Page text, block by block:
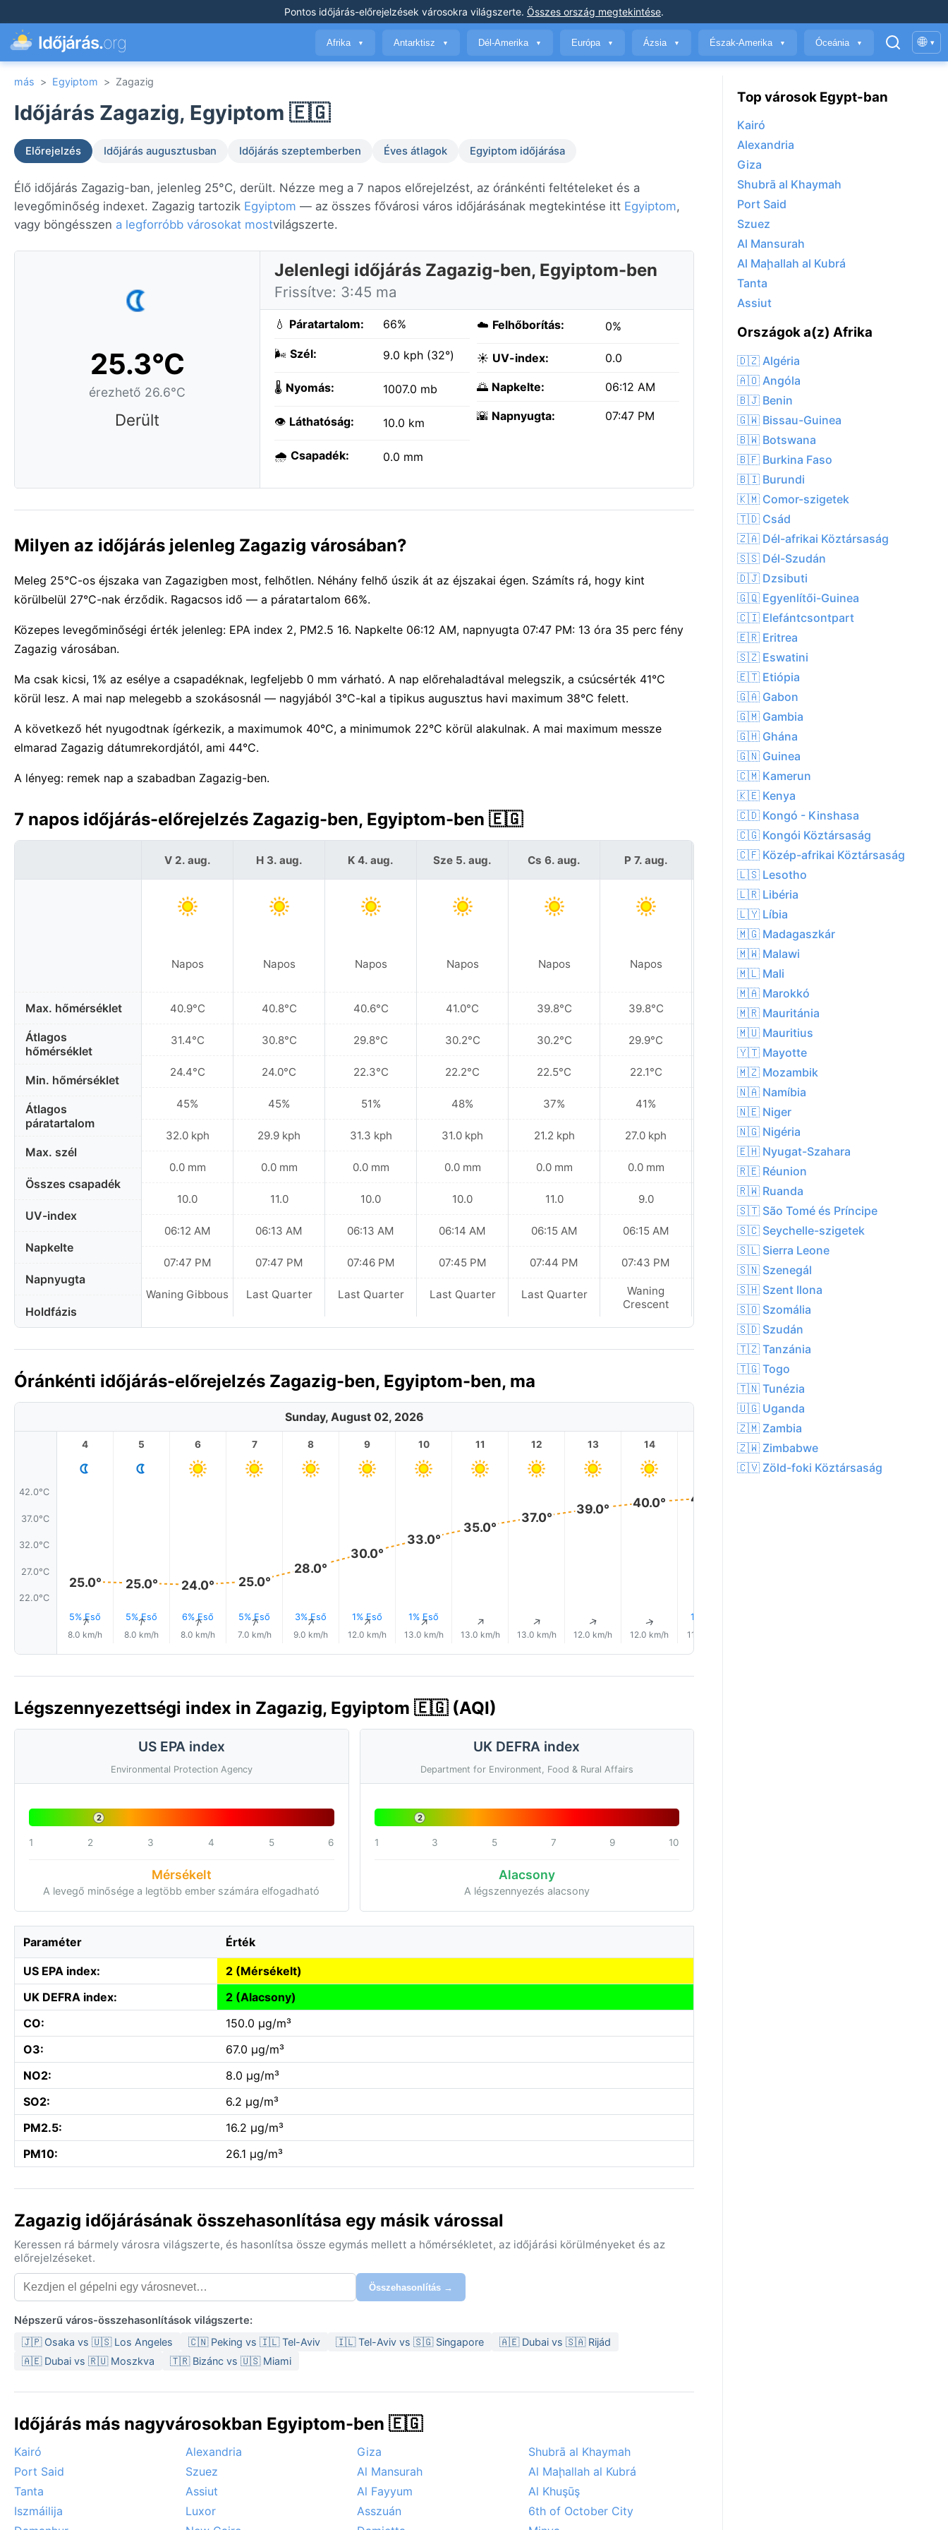
Pontos időjárás-előrejelzések városokra világszerte. Összes ország megtekintése.
Időjárás.org Afrika ▼ Antarktisz ▼ Dél-Amerika ▼ Európa ▼ Ázsia ▼ Észak-Amerika ▼ Óceánia ▼ 🌐 ▾
más > Egyiptom > Zagazig
Időjárás Zagazig, Egyiptom 🇪🇬
Előrejelzés Időjárás augusztusban Időjárás szeptemberben Éves átlagok Egyiptom időjárása
Élő időjárás Zagazig-ban, jelenleg 25°C, derült. Nézze meg a 7 napos előrejelzést, az óránkénti feltételeket és a
levegőminőség indexet. Zagazig tartozik Egyiptom — az összes fővárosi város időjárásának megtekintése itt Egyiptom,
vagy böngésszen a legforróbb városokat mostvilágszerte.
25.3°C
érezhető 26.6°C
Derült
Jelenlegi időjárás Zagazig-ben, Egyiptom-ben
Frissítve: 3:45 ma
💧 Páratartalom: 66%
🌬️ Szél: 9.0 kph (32°)
🌡️ Nyomás: 1007.0 mb
👁️ Láthatóság: 10.0 km
🌧️ Csapadék: 0.0 mm
☁️ Felhőborítás: 0%
☀️ UV-index: 0.0
🌅 Napkelte: 06:12 AM
🌇 Napnyugta: 07:47 PM
Milyen az időjárás jelenleg Zagazig városában?
Meleg 25°C-os éjszaka van Zagazigben most, felhőtlen. Néhány felhő úszik át az éjszakai égen. Számíts rá, hogy kint
körülbelül 27°C-nak érződik. Ragacsos idő — a páratartalom 66%.
Közepes levegőminőségi érték jelenleg: EPA index 2, PM2.5 16. Napkelte 06:12 AM, napnyugta 07:47 PM: 13 óra 35 perc fény
Zagazig városában.
Ma csak kicsi, 1% az esélye a csapadéknak, legfeljebb 0 mm várható. A nap előrehaladtával melegszik, a csúcsérték 41°C
körül lesz. A mai nap melegebb a szokásosnál — nagyjából 3°C-kal a tipikus augusztus havi maximum 38°C felett.
A következő hét nyugodtnak ígérkezik, a maximumok 40°C, a minimumok 22°C körül alakulnak. A mai maximum messze
elmarad Zagazig dátumrekordjától, ami 44°C.
A lényeg: remek nap a szabadban Zagazig-ben.
7 napos időjárás-előrejelzés Zagazig-ben, Egyiptom-ben 🇪🇬
Max. hőmérséklet
Átlagos
hőmérséklet
Min. hőmérséklet
Átlagos
páratartalom
Max. szél
Összes csapadék
UV-index
Napkelte
Napnyugta
Holdfázis
V 2. aug.
Napos
40.9°C
31.4°C
24.4°C
45%
32.0 kph
0.0 mm
10.0
06:12 AM
07:47 PM
Waning Gibbous
H 3. aug.
Napos
40.8°C
30.8°C
24.0°C
45%
29.9 kph
0.0 mm
11.0
06:13 AM
07:47 PM
Last Quarter
K 4. aug.
Napos
40.6°C
29.8°C
22.3°C
51%
31.3 kph
0.0 mm
10.0
06:13 AM
07:46 PM
Last Quarter
Sze 5. aug.
Napos
41.0°C
30.2°C
22.2°C
48%
31.0 kph
0.0 mm
10.0
06:14 AM
07:45 PM
Last Quarter
Cs 6. aug.
Napos
39.8°C
30.2°C
22.5°C
37%
21.2 kph
0.0 mm
11.0
06:15 AM
07:44 PM
Last Quarter
P 7. aug.
Napos
39.8°C
29.9°C
22.1°C
41%
27.0 kph
0.0 mm
9.0
06:15 AM
07:43 PM
Waning
Crescent
Szo 8. aug.
40.1°C
29.9°C
22.0°C
47%
31.0 kph
0.0 mm
10.0
06:16 AM
07:42 PM
Waning
Crescent
Óránkénti időjárás-előrejelzés Zagazig-ben, Egyiptom-ben, ma
Sunday, August 02, 2026
42.0°C
37.0°C
32.0°C
27.0°C
22.0°C
4
25.0°
5% Eső
↑
8.0 km/h
5
25.0°
5% Eső
↑
8.0 km/h
6
24.0°
6% Eső
↑
8.0 km/h
7
25.0°
5% Eső
↑
7.0 km/h
8
28.0°
3% Eső
↑
9.0 km/h
9
30.0°
1% Eső
↑
12.0 km/h
10
33.0°
1% Eső
↑
13.0 km/h
11
35.0°
↑
13.0 km/h
12
37.0°
↑
13.0 km/h
13
39.0°
↑
12.0 km/h
14
40.0°
↑
12.0 km/h
41.0°
1% Eső
11.0 km/h
16 17
Légszennyezettségi index in Zagazig, Egyiptom 🇪🇬 (AQI)
US EPA index
Environmental Protection Agency
2
1 2 3 4 5 6
Mérsékelt
A levegő minősége a legtöbb ember számára elfogadható
UK DEFRA index
Department for Environment, Food & Rural Affairs
2
1 3 5 7 9 10
Alacsony
A légszennyezés alacsony
Paraméter Érték
US EPA index:
2 (Mérsékelt)
UK DEFRA index:
2 (Alacsony)
CO:
150.0 µg/m³
O3:
67.0 µg/m³
NO2:
8.0 µg/m³
SO2:
6.2 µg/m³
PM2.5:
16.2 µg/m³
PM10:
26.1 µg/m³
Zagazig időjárásának összehasonlítása egy másik várossal
Keressen rá bármely városra világszerte, és hasonlítsa össze egymás mellett a hőmérsékletet, az időjárási körülményeket és az
előrejelzéseket.
Összehasonlítás →
Népszerű város-összehasonlítások világszerte:
🇯🇵 Osaka vs 🇺🇸 Los Angeles 🇨🇳 Peking vs 🇮🇱 Tel-Aviv 🇮🇱 Tel-Aviv vs 🇸🇬 Singapore
🇦🇪 Dubai vs 🇸🇦 Rijád
🇦🇪 Dubai vs 🇷🇺 Moszkva
🇹🇷 Bizánc vs 🇺🇸 Miami
Időjárás más nagyvárosokban Egyiptom-ben 🇪🇬
Kairó Alexandria Giza
Shubrā al Khaymah
Port Said
Szuez Al Mansurah
Al Maḩallah al Kubrá
Tanta
Assiut Al Fayyum
Al Khuşūş
Iszmáilija
Luxor Asszuán
6th of October City
Top városok Egypt-ban
Kairó
Alexandria
Giza
Shubrā al Khaymah
Port Said
Szuez
Al Mansurah
Al Maḩallah al Kubrá
Tanta
Assiut
Országok a(z) Afrika
🇩🇿 Algéria
🇦🇴 Angóla
🇧🇯 Benin
🇬🇼 Bissau-Guinea
🇧🇼 Botswana
🇧🇫 Burkina Faso
🇧🇮 Burundi
🇰🇲 Comor-szigetek
🇹🇩 Csád
🇿🇦 Dél-afrikai Köztársaság
🇸🇸 Dél-Szudán
🇩🇯 Dzsibuti
🇬🇶 Egyenlítői-Guinea
🇨🇮 Elefántcsontpart
🇪🇷 Eritrea
🇸🇿 Eswatini
🇪🇹 Etiópia
🇬🇦 Gabon
🇬🇲 Gambia
🇬🇭 Ghána
🇬🇳 Guinea
🇨🇲 Kamerun
🇰🇪 Kenya
🇨🇩 Kongó - Kinshasa
🇨🇬 Kongói Köztársaság
🇨🇫 Közép-afrikai Köztársaság
🇱🇸 Lesotho
🇱🇷 Libéria
🇱🇾 Líbia
🇲🇬 Madagaszkár
🇲🇼 Malawi
🇲🇱 Mali
🇲🇦 Marokkó
🇲🇷 Mauritánia
🇲🇺 Mauritius
🇾🇹 Mayotte
🇲🇿 Mozambik
🇳🇦 Namíbia
🇳🇪 Niger
🇳🇬 Nigéria
🇪🇭 Nyugat-Szahara
🇷🇪 Réunion
🇷🇼 Ruanda
🇸🇹 São Tomé és Príncipe
🇸🇨 Seychelle-szigetek
🇸🇱 Sierra Leone
🇸🇳 Szenegál
🇸🇭 Szent Ilona
🇸🇴 Szomália
🇸🇩 Szudán
🇹🇿 Tanzánia
🇹🇬 Togo
🇹🇳 Tunézia
🇺🇬 Uganda
🇿🇲 Zambia
🇿🇼 Zimbabwe
🇨🇻 Zöld-foki Köztársaság